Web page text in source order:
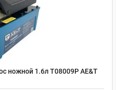
ножной 1.6л T08009P AE&T